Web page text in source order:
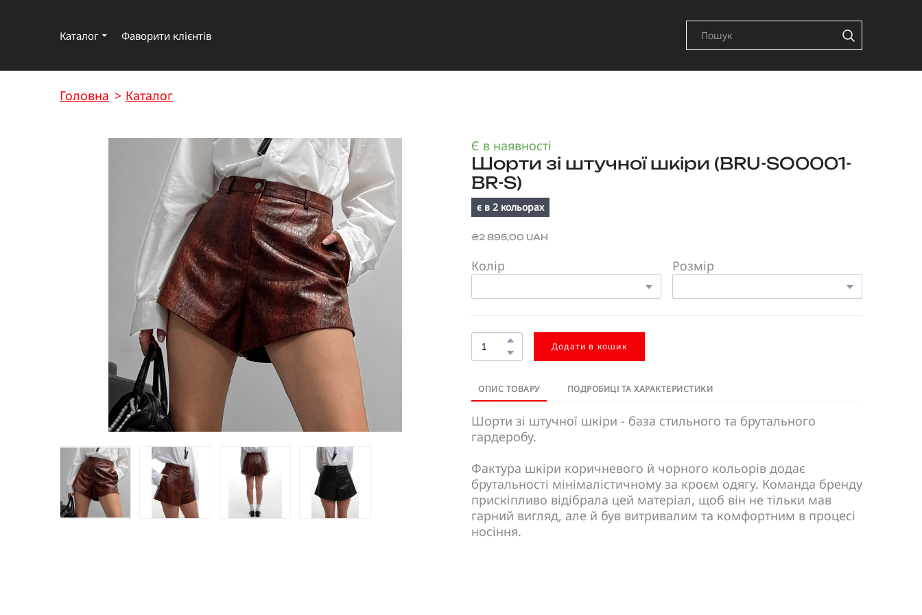
Каталог Фаворити клієнтів
Головна Каталог
Є в наявності
Шорти зі штучної шкіри (BRU-SO0001-
BR-S)
є в 2 кольорах
₴2 895,00 UAH
Колір Розмір
Додати в кошик
ОПИС ТОВАРУ ПОДРОБИЦІ ТА ХАРАКТЕРИСТИКИ
Шорти зі штучної шкіри - база стильного та брутального
гардеробу.
Фактура шкіри коричневого й чорного кольорів додає
брутальності мінімалістичному за кроєм одягу. Команда бренду
прискіпливо відібрала цей матеріал, щоб він не тільки мав
гарний вигляд, але й був витривалим та комфортним в процесі
носіння.